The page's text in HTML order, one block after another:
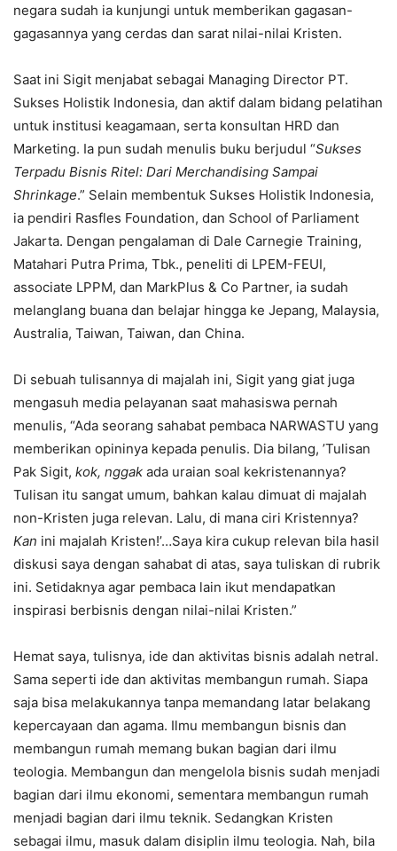
negara sudah ia kunjungi untuk memberikan gagasan-
gagasannya yang cerdas dan sarat nilai-nilai Kristen.
Saat ini Sigit menjabat sebagai Managing Director PT.
Sukses Holistik Indonesia, dan aktif dalam bidang pelatihan
untuk institusi keagamaan, serta konsultan HRD dan
Marketing. Ia pun sudah menulis buku berjudul “Sukses
Terpadu Bisnis Ritel: Dari Merchandising Sampai
Shrinkage.” Selain membentuk Sukses Holistik Indonesia,
ia pendiri Rasfles Foundation, dan School of Parliament
Jakarta. Dengan pengalaman di Dale Carnegie Training,
Matahari Putra Prima, Tbk., peneliti di LPEM-FEUI,
associate LPPM, dan MarkPlus & Co Partner, ia sudah
melanglang buana dan belajar hingga ke Jepang, Malaysia,
Australia, Taiwan, Taiwan, dan China.
Di sebuah tulisannya di majalah ini, Sigit yang giat juga
mengasuh media pelayanan saat mahasiswa pernah
menulis, “Ada seorang sahabat pembaca NARWASTU yang
memberikan opininya kepada penulis. Dia bilang, ’Tulisan
Pak Sigit, kok, nggak ada uraian soal kekristenannya?
Tulisan itu sangat umum, bahkan kalau dimuat di majalah
non-Kristen juga relevan. Lalu, di mana ciri Kristennya?
Kan ini majalah Kristen!’…Saya kira cukup relevan bila hasil
diskusi saya dengan sahabat di atas, saya tuliskan di rubrik
ini. Setidaknya agar pembaca lain ikut mendapatkan
inspirasi berbisnis dengan nilai-nilai Kristen.”
Hemat saya, tulisnya, ide dan aktivitas bisnis adalah netral.
Sama seperti ide dan aktivitas membangun rumah. Siapa
saja bisa melakukannya tanpa memandang latar belakang
kepercayaan dan agama. Ilmu membangun bisnis dan
membangun rumah memang bukan bagian dari ilmu
teologia. Membangun dan mengelola bisnis sudah menjadi
bagian dari ilmu ekonomi, sementara membangun rumah
menjadi bagian dari ilmu teknik. Sedangkan Kristen
sebagai ilmu, masuk dalam disiplin ilmu teologia. Nah, bila